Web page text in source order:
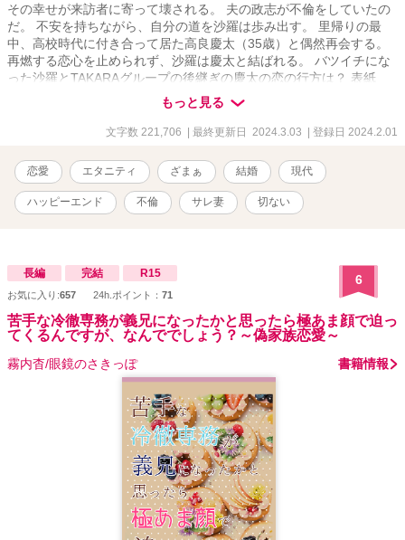
その幸せが来訪者に寄って壊される。 夫の政志が不倫をしていたの
だ。 不安を持ちながら、自分の道を沙羅は歩み出す。 里帰りの最
中、高校時代に付き合って居た高良慶太（35歳）と偶然再会する。
再燃する恋心を止められず、沙羅は慶太と結ばれる。 バツイチにな
った沙羅とTAKARAグループの後継ぎの慶太の恋の行方は？ 表紙
もっと見る
文字数 221,706 | 最終更新日 2024.3.03 | 登録日 2024.2.01
恋愛 エタニティ ざまぁ 結婚 現代
ハッピーエンド 不倫 サレ妻 切ない
長編 完結 R15
お気に入り:657 24h.ポイント： 71
6
苦手な冷徹専務が義兄になったかと思ったら極あま顔で迫っ
てくるんですが、なんででしょう？～偽家族恋愛～
霧内杳/眼鏡のさきっぽ 書籍情報